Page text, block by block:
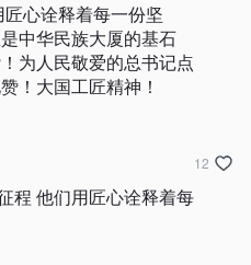
心诠释着每一份坚
中华民族大厦的基石
为人民敬爱的总书记点
！大国工匠精神！
程 他们用匠心诠释着每
12